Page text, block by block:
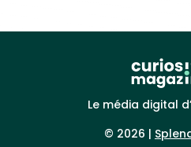
Le média digital
© 2026 |